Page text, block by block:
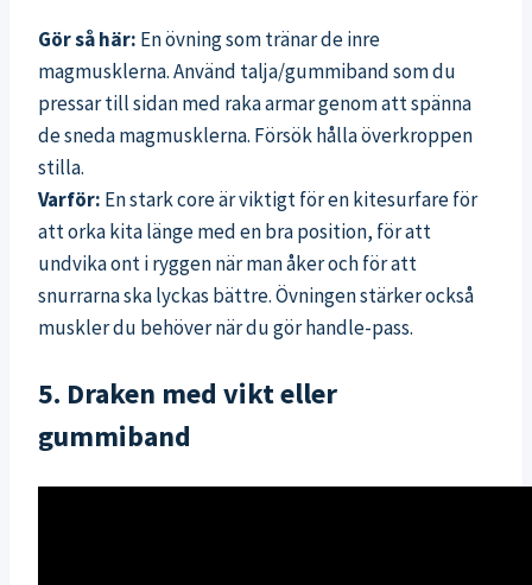
Gör så här: En övning som tränar de inre
magmusklerna. Använd talja/gummiband som du
pressar till sidan med raka armar genom att spänna
de sneda magmusklerna. Försök hålla överkroppen
stilla.
Varför: En stark core är viktigt för en kitesurfare för
att orka kita länge med en bra position, för att
undvika ont i ryggen när man åker och för att
snurrarna ska lyckas bättre. Övningen stärker också
muskler du behöver när du gör handle-pass.
5. Draken med vikt eller
gummiband